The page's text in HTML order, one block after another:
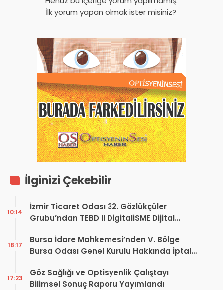
İlk yorum yapan olmak ister misiniz?
İlginizi Çekebilir
İzmir Ticaret Odası 32. Gözlükçüler
Grubu’ndan TEBD II DigitaliSME Dijital
10:14
Bursa İdare Mahkemesi’nden V. Bölge
Bursa Odası Genel Kurulu Hakkında İptal
18:17
Göz Sağlığı ve Optisyenlik Çalıştayı
Bilimsel Sonuç Raporu Yayımlandı
17:23